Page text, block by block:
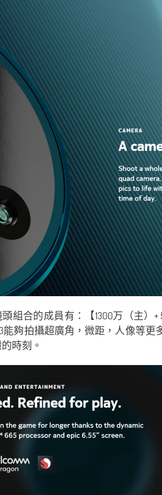
合的成員有：【1300万（主）
夠拍攝超廣角，微距，人像等
時刻。